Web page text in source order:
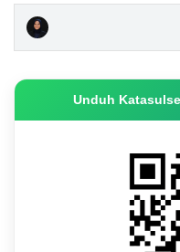
Unduh